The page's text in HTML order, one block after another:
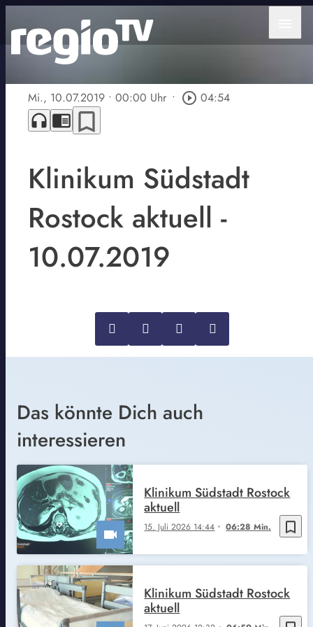
Mi., 10.07.2019 • 00:00 Uhr • play_circle_outline 04:54
headphones chrome_reader_mode bookmark_border
Klinikum Südstadt
Rostock aktuell -
10.07.2019
Das könnte Dich auch
interessieren
bookmark_border
15. Juli 2026 14:44 06:28 Min.
Klinikum Südstadt Rostock
aktuell
Klinikum Südstadt Rostock
aktuell